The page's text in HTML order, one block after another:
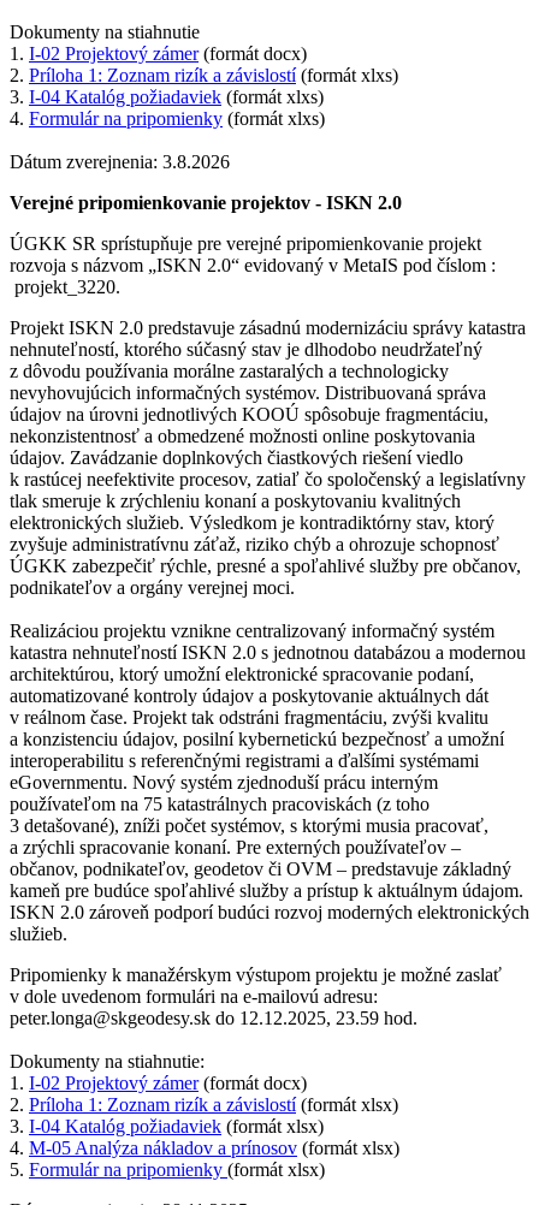
Dokumenty na stiahnutie
1. I-02 Projektový zámer(formát docx)
2. Príloha 1: Zoznam rizík a závislostí(formát xlxs)
3. I-04 Katalóg požiadaviek (formát xlxs)
4. Formulár na pripomienky (formát xlxs)
Dátum zverejnenia: 3.8.2026
Verejné pripomienkovanie projektov - ISKN 2.0
ÚGKK SR sprístupňuje pre verejné pripomienkovanie projekt
rozvoja s názvom „ISKN 2.0“ evidovaný v MetaIS pod číslom :
projekt_3220.
Projekt ISKN 2.0 predstavuje zásadnú modernizáciu správy katastra
nehnuteľností, ktorého súčasný stav je dlhodobo neudržateľný
z dôvodu používania morálne zastaralých a technologicky
nevyhovujúcich informačných systémov. Distribuovaná správa
údajov na úrovni jednotlivých KOOÚ spôsobuje fragmentáciu,
nekonzistentnosť a obmedzené možnosti online poskytovania
údajov. Zavádzanie doplnkových čiastkových riešení viedlo
k rastúcej neefektivite procesov, zatiaľ čo spoločenský a legislatívny
tlak smeruje k zrýchleniu konaní a poskytovaniu kvalitných
elektronických služieb. Výsledkom je kontradiktórny stav, ktorý
zvyšuje administratívnu záťaž, riziko chýb a ohrozuje schopnosť
ÚGKK zabezpečiť rýchle, presné a spoľahlivé služby pre občanov,
podnikateľov a orgány verejnej moci.
Realizáciou projektu vznikne centralizovaný informačný systém
katastra nehnuteľností ISKN 2.0 s jednotnou databázou a modernou
architektúrou, ktorý umožní elektronické spracovanie podaní,
automatizované kontroly údajov a poskytovanie aktuálnych dát
v reálnom čase. Projekt tak odstráni fragmentáciu, zvýši kvalitu
a konzistenciu údajov, posilní kybernetickú bezpečnosť a umožní
interoperabilitu s referenčnými registrami a ďalšími systémami
eGovernmentu. Nový systém zjednoduší prácu interným
používateľom na 75 katastrálnych pracoviskách (z toho
3 detašované), zníži počet systémov, s ktorými musia pracovať,
a zrýchli spracovanie konaní. Pre externých používateľov –
občanov, podnikateľov, geodetov či OVM – predstavuje základný
kameň pre budúce spoľahlivé služby a prístup k aktuálnym údajom.
ISKN 2.0 zároveň podporí budúci rozvoj moderných elektronických
služieb.
Pripomienky k manažérskym výstupom projektu je možné zaslať
v dole uvedenom formulári na e-mailovú adresu:
peter.longa@skgeodesy.sk do 12.12.2025, 23.59 hod.
Dokumenty na stiahnutie:
1. I-02 Projektový zámer(formát docx)
2. Príloha 1: Zoznam rizík a závislostí(formát xlsx)
3. I-04 Katalóg požiadaviek (formát xlsx)
4. M-05 Analýza nákladov a prínosov (formát xlsx)
5. Formulár na pripomienky (formát xlsx)